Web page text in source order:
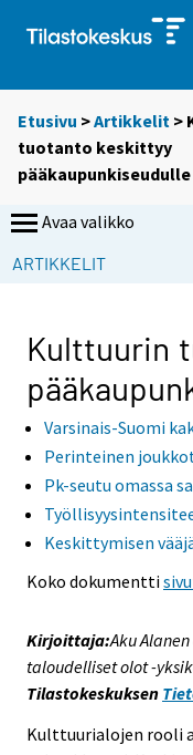
Etusivu >Artikkelit >
tuotanto keskittyy
pääkaupunkiseudulle
Avaa valikko
ARTIKKELIT
Kulttuurin
Varsinais-Suomi
Perinteinen
Pk-seutu omassa
Keskittymisen
Koko dokumentti
Kirjoittaja:Aku
taloudelliset olot -
Tilastokeskuksen
Kulttuurialojen rooli